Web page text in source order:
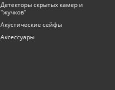
Детекторы скрытых камер и
"жучков"
Акустические сейфы
Аксессуары